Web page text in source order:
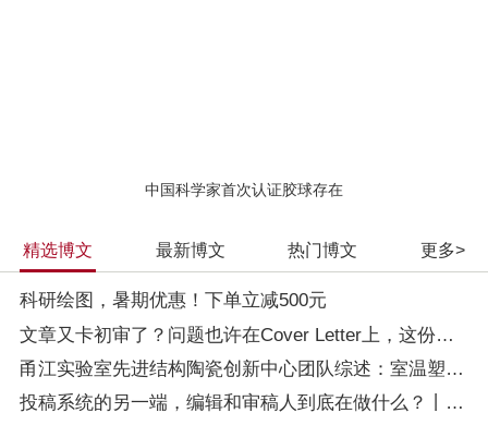
中国科学家首次认证胶球存在
精选博文 最新博文 热门博文 更多>
科研绘图，暑期优惠！下单立减500元
文章又卡初审了？问题也许在Cover Letter上，这份写作指南+模板拿好！
甬江实验室先进结构陶瓷创新中心团队综述：室温塑性陶瓷的兴起与研究进 ...
投稿系统的另一端，编辑和审稿人到底在做什么？丨Wiley暑期线上学习营